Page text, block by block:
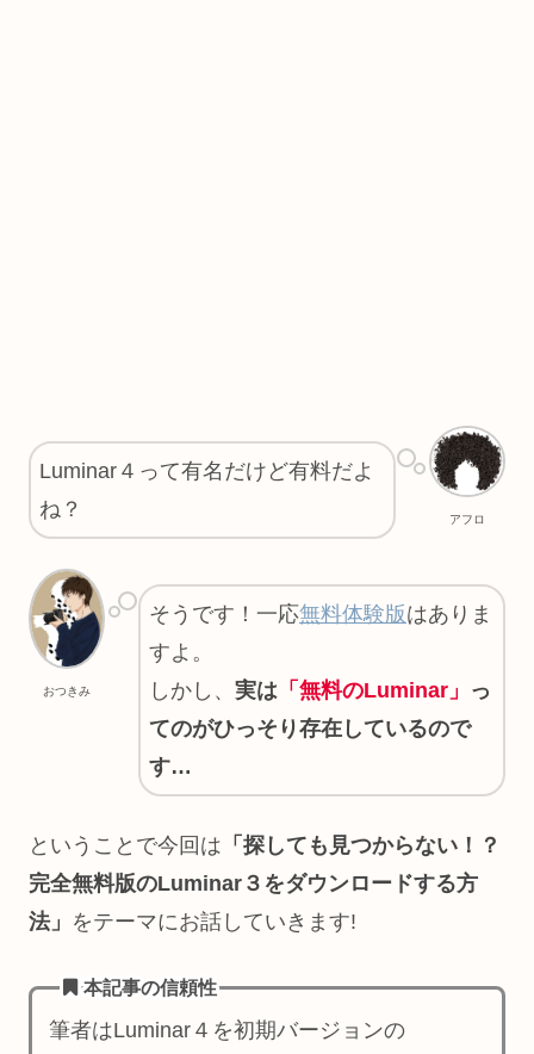
アフロ
Luminar４って有名だけど有料だよ
ね？
おつきみ
そうです！一応無料体験版はありま
すよ。
しかし、 実は 「無料のLuminar」 っ
てのがひっそり存在しているので
す…
ということで今回は 「探しても見つからない！？
完全無料版のLuminar３をダウンロードする方
法」 をテーマにお話していきます!
本記事の信頼性
筆者はLuminar４を初期バージョンの